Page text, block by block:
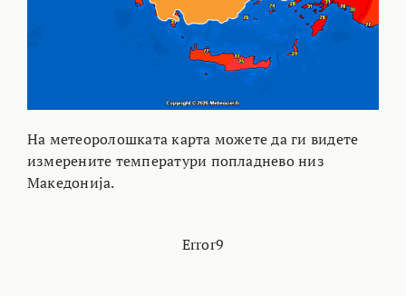
На метеоролошката карта можете да ги видете
измерените температури попладнево низ
Македонија.
Error9